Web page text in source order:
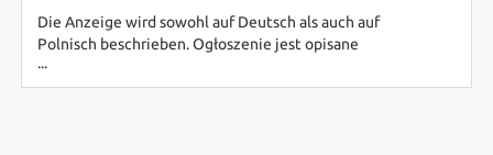
IT
Die Anzeige wird sowohl auf Deutsch als auch auf
Polnisch beschrieben. Ogłoszenie jest opisane
zarówno w języku niemieckim, jak i polskim. DE:
Fledro Personal Consulting AG ist ein
...